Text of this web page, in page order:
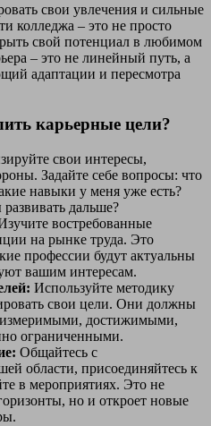
свои увлечения и сильные
колледжа – это не просто
свой потенциал в любимом
– это не линейный путь, а
адаптации и пересмотра
карьерные цели?
свои интересы,
Задайте себе вопросы: что
навыки у меня уже есть?
дальше?
востребованные
на рынке труда. Это
профессии будут актуальны
вашим интересам.
Используйте методику
свои цели. Они должны
достижимыми,
ограниченными.
Общайтесь с
области, присоединяйтесь к
в мероприятиях. Это не
но и откроет новые